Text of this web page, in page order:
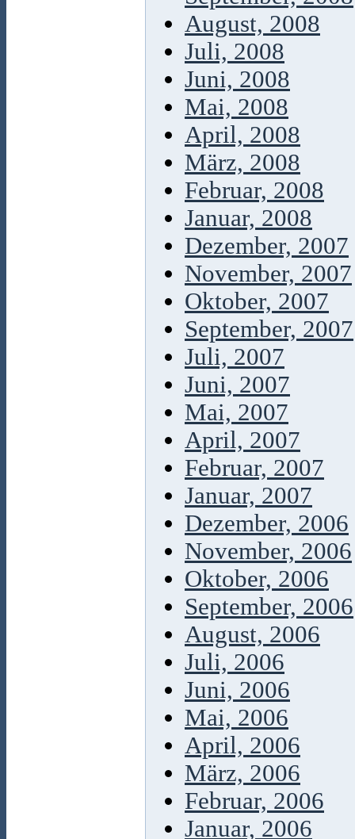
August, 2008
Juli, 2008
Juni, 2008
Mai, 2008
April, 2008
März, 2008
Februar, 2008
Januar, 2008
Dezember, 2007
November, 2007
Oktober, 2007
September, 2007
Juli, 2007
Juni, 2007
Mai, 2007
April, 2007
Februar, 2007
Januar, 2007
Dezember, 2006
November, 2006
Oktober, 2006
September, 2006
August, 2006
Juli, 2006
Juni, 2006
Mai, 2006
April, 2006
März, 2006
Februar, 2006
Januar, 2006